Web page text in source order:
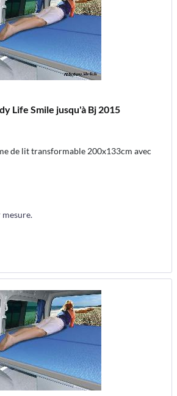
Life Smile jusqu'à Bj 2015
de lit transformable 200x133cm avec